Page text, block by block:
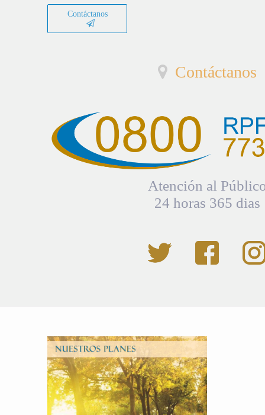
Contáctanos
Contáctanos
Atención al
24 horas 365 dias